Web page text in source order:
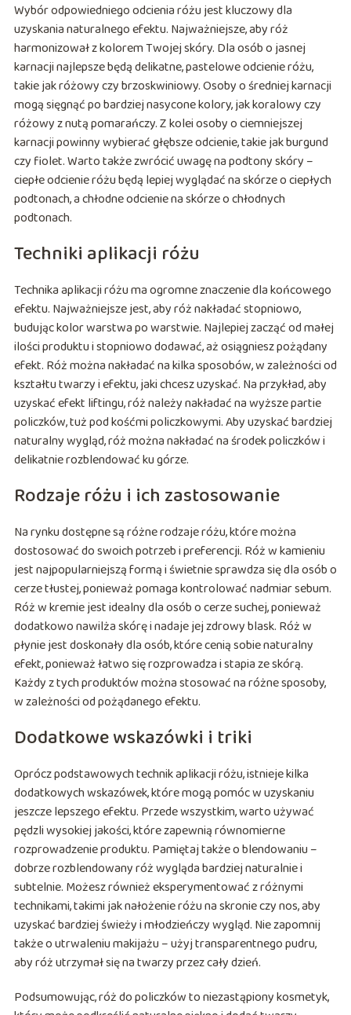
Wybór odpowiedniego odcienia różu jest kluczowy dla
uzyskania naturalnego efektu. Najważniejsze, aby róż
harmonizował z kolorem Twojej skóry. Dla osób o jasnej
karnacji najlepsze będą delikatne, pastelowe odcienie różu,
takie jak różowy czy brzoskwiniowy. Osoby o średniej karnacji
mogą sięgnąć po bardziej nasycone kolory, jak koralowy czy
różowy z nutą pomarańczy. Z kolei osoby o ciemniejszej
karnacji powinny wybierać głębsze odcienie, takie jak burgund
czy fiolet. Warto także zwrócić uwagę na podtony skóry –
ciepłe odcienie różu będą lepiej wyglądać na skórze o ciepłych
podtonach, a chłodne odcienie na skórze o chłodnych
podtonach.
Techniki aplikacji różu
Technika aplikacji różu ma ogromne znaczenie dla końcowego
efektu. Najważniejsze jest, aby róż nakładać stopniowo,
budując kolor warstwa po warstwie. Najlepiej zacząć od małej
ilości produktu i stopniowo dodawać, aż osiągniesz pożądany
efekt. Róż można nakładać na kilka sposobów, w zależności od
kształtu twarzy i efektu, jaki chcesz uzyskać. Na przykład, aby
uzyskać efekt liftingu, róż należy nakładać na wyższe partie
policzków, tuż pod kośćmi policzkowymi. Aby uzyskać bardziej
naturalny wygląd, róż można nakładać na środek policzków i
delikatnie rozblendować ku górze.
Rodzaje różu i ich zastosowanie
Na rynku dostępne są różne rodzaje różu, które można
dostosować do swoich potrzeb i preferencji. Róż w kamieniu
jest najpopularniejszą formą i świetnie sprawdza się dla osób o
cerze tłustej, ponieważ pomaga kontrolować nadmiar sebum.
Róż w kremie jest idealny dla osób o cerze suchej, ponieważ
dodatkowo nawilża skórę i nadaje jej zdrowy blask. Róż w
płynie jest doskonały dla osób, które cenią sobie naturalny
efekt, ponieważ łatwo się rozprowadza i stapia ze skórą.
Każdy z tych produktów można stosować na różne sposoby,
w zależności od pożądanego efektu.
Dodatkowe wskazówki i triki
Oprócz podstawowych technik aplikacji różu, istnieje kilka
dodatkowych wskazówek, które mogą pomóc w uzyskaniu
jeszcze lepszego efektu. Przede wszystkim, warto używać
pędzli wysokiej jakości, które zapewnią równomierne
rozprowadzenie produktu. Pamiętaj także o blendowaniu –
dobrze rozblendowany róż wygląda bardziej naturalnie i
subtelnie. Możesz również eksperymentować z różnymi
technikami, takimi jak nałożenie różu na skronie czy nos, aby
uzyskać bardziej świeży i młodzieńczy wygląd. Nie zapomnij
także o utrwaleniu makijażu – użyj transparentnego pudru,
aby róż utrzymał się na twarzy przez cały dzień.
Podsumowując, róż do policzków to niezastąpiony kosmetyk,